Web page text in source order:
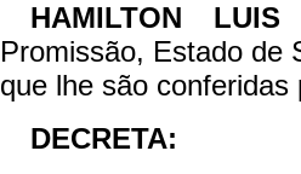
HAMILTON
Promissão, Estado de
que lhe são conferidas
DECRETA: